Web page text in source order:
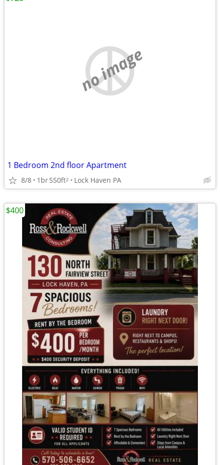
no image
1 Bedroom 2nd floor Apartment
8/8 1br550ft2 Lock Haven PA
$400